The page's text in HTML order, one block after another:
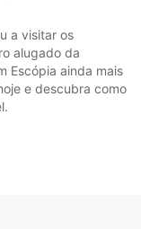
a visitar os
alugado da
Escópia ainda mais
e descubra como